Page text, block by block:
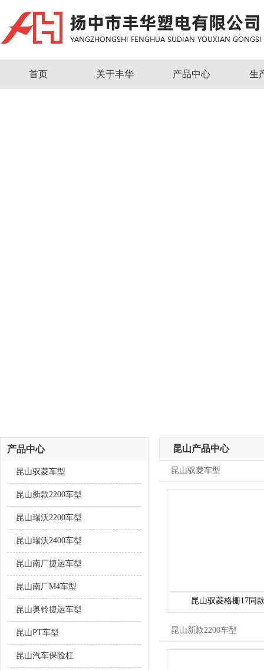
首页 关于丰华 产品中心 生
产品中心
昆山驭菱车型
昆山新款2200车型
昆山瑞沃2200车型
昆山瑞沃2400车型
昆山南厂捷运车型
昆山南厂M4车型
昆山奥铃捷运车型
昆山PT车型
昆山汽车保险杠
昆山产品中心
昆山驭菱车型
昆山驭菱格栅17同
昆山新款2200车型